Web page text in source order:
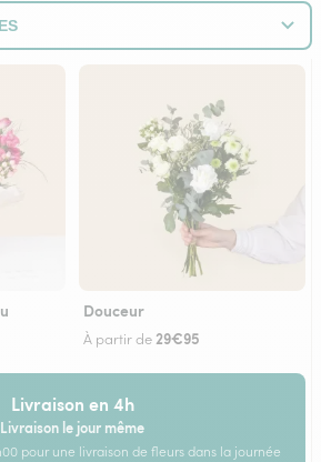
Douceur
À partir de 29€95
Livraison en 4h
Livraison le jour même
pour une livraison de fleurs dans la journée